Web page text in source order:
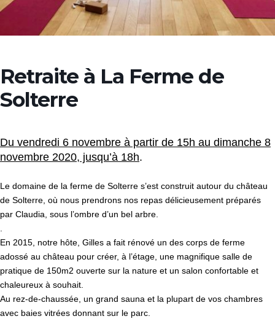
Retraite à La Ferme de
Solterre
Du vendredi 6 novembre à partir de 15h au dimanche 8
novembre 2020, jusqu’à 18h.
Le domaine de la ferme de Solterre s’est construit autour du château
de Solterre, où nous prendrons nos repas délicieusement préparés
par Claudia, sous l’ombre d’un bel arbre.
En 2015, notre hôte, Gilles a fait rénové un des corps de ferme
adossé au château pour créer, à l’étage, une magnifique salle de
pratique de 150m2 ouverte sur la nature et un salon confortable et
chaleureux à souhait.
Au rez-de-chaussée, un grand sauna et la plupart de vos chambres
avec baies vitrées donnant sur le parc.